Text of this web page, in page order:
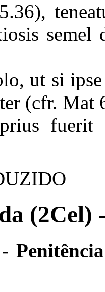
semel
ut si
(cfr.
fuerit
(2Cel)